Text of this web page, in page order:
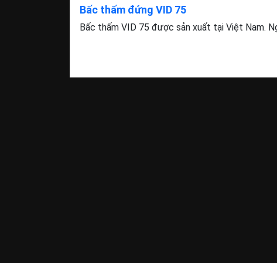
Bấc thấm đứng VID 75
Bấc thấm VID 75 được sản xuất tại Việt Nam.